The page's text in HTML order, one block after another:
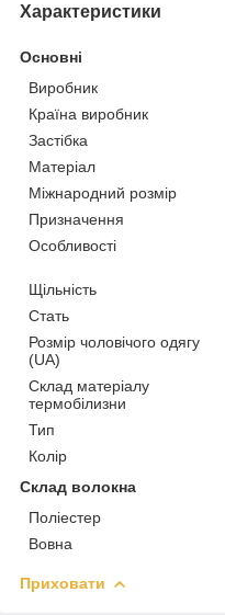
Характеристики
Основні
Виробник
Країна виробник
Застібка
Матеріал
Міжнародний розмір
Призначення
Особливості
Щільність
Стать
Розмір чоловічого одягу
(UA)
Склад матеріалу
термобілизни
Тип
Колір
Склад волокна
Поліестер
Вовна
Приховати